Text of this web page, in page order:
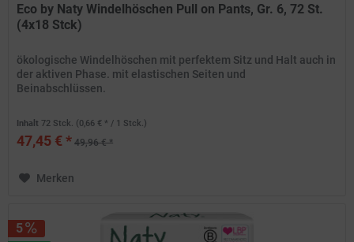
Eco by Naty Windelhöschen Pull on Pants, Gr. 6, 72 St.
(4x18 Stck)
ökologische Windelhöschen mit perfektem Sitz und Halt auch in
der aktiven Phase. mit elastischen Seiten und
Beinabschlüssen.
Inhalt72 Stck. (0,66 € * / 1 Stck.)
47,45 € * 49,96 € *
Merken
5